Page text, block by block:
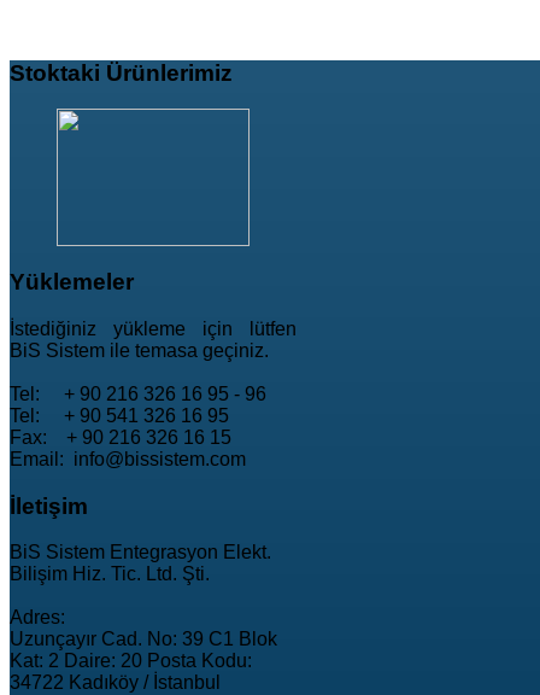
Stoktaki Ürünlerimiz
Yüklemeler
İstediğiniz yükleme için lütfen
BiS Sistem ile temasa geçiniz.
Tel: + 90 216 326 16 95 - 96
Tel: + 90 541 326 16 95
Fax: + 90 216 326 16 15
Email: info@bissistem.com
İletişim
BiS Sistem Entegrasyon Elekt.
Bilişim Hiz. Tic. Ltd. Şti.
Adres:
Uzunçayır Cad. No: 39 C1 Blok
Kat: 2 Daire: 20 Posta Kodu:
34722 Kadıköy / İstanbul